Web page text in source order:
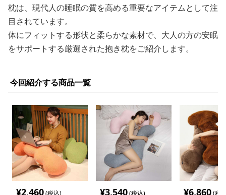
枕は、現代人の睡眠の質を高める重要なアイテムとして注
目されています。
体にフィットする形状と柔らかな素材で、大人の方の安眠
をサポートする厳選された抱き枕をご紹介します。
今回紹介する商品一覧
¥2,460(税込)
¥3,540(税込)
¥6,860(税